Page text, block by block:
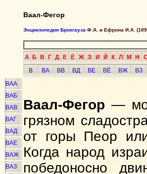
Ваал-Фегор
Энциклопедия Брокгауза Ф.А. и Ефрона И.А.
А Б В Г Д Е Ё Ж З И Й К Л М Н
В
ВА ВВ ВД ВЕ ВЁ ВЖ ВЗ
ВАА
ВАБ
ВАВ
ВАГ
ВАД
ВАЕ
ВАЖ
ВАЗ
Ваал-Фегор —
грязном
от горы Пеор
Когда народ
победоносно